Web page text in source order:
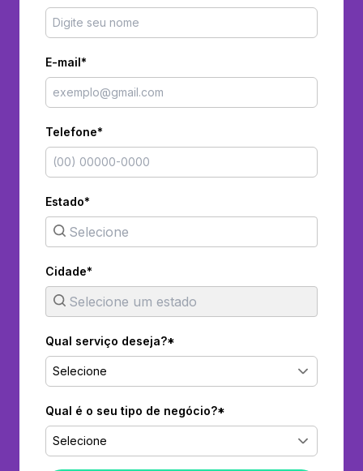
E-mail*
Telefone*
Estado*
Cidade*
Qual serviço deseja?*
Selecione
Qual é o seu tipo de negócio?*
Selecione